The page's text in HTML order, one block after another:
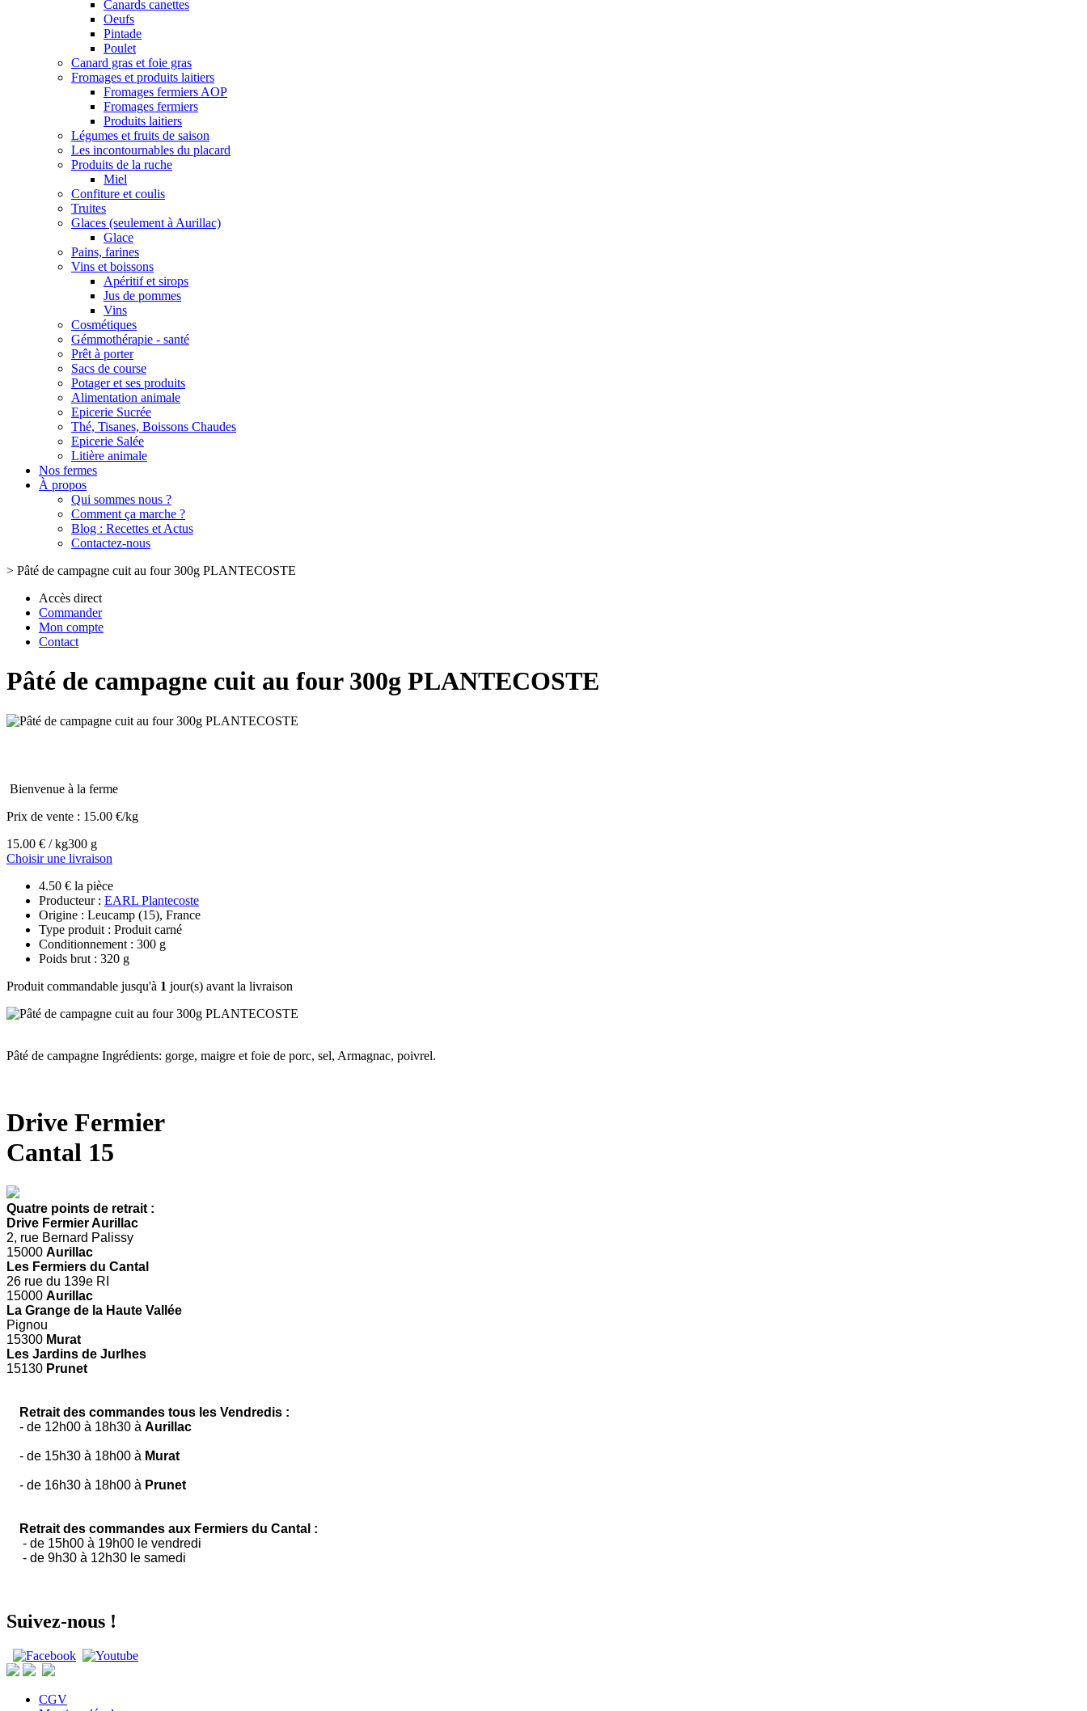
Canards canettes
Oeufs
Pintade
Poulet
Canard gras et foie gras
Fromages et produits laitiers
Fromages fermiers AOP
Fromages fermiers
Produits laitiers
Légumes et fruits de saison
Les incontournables du placard
Produits de la ruche
Miel
Confiture et coulis
Truites
Glaces (seulement à Aurillac)
Glace
Pains, farines
Vins et boissons
Apéritif et sirops
Jus de pommes
Vins
Cosmétiques
Gémmothérapie - santé
Prêt à porter
Sacs de course
Potager et ses produits
Alimentation animale
Epicerie Sucrée
Thé, Tisanes, Boissons Chaudes
Epicerie Salée
Litière animale
Nos fermes
À propos
Qui sommes nous ?
Comment ça marche ?
Blog : Recettes et Actus
Contactez-nous
> Pâté de campagne cuit au four 300g PLANTECOSTE
Accès direct
Commander
Mon compte
Contact
Pâté de campagne cuit au four 300g PLANTECOSTE
Bienvenue à la ferme
Prix de vente : 15.00 €/kg
15.00 € / kg300 g
Choisir une livraison
4.50 € la pièce
Producteur : EARL Plantecoste
Origine : Leucamp (15), France
Type produit : Produit carné
Conditionnement : 300 g
Poids brut : 320 g
Produit commandable jusqu'à 1 jour(s) avant la livraison
Pâté de campagne Ingrédients: gorge, maigre et foie de porc, sel, Armagnac, poivrel.
Drive Fermier
Cantal 15
Quatre points de retrait :
Drive Fermier Aurillac
2, rue Bernard Palissy
15000 Aurillac
Les Fermiers du Cantal
26 rue du 139e RI
15000 Aurillac
La Grange de la Haute Vallée
Pignou
15300 Murat
Les Jardins de Jurlhes
15130 Prunet
Retrait des commandes tous les Vendredis :
- de 12h00 à 18h30 à Aurillac
- de 15h30 à 18h00 à Murat
- de 16h30 à 18h00 à Prunet
Retrait des commandes aux Fermiers du Cantal :
- de 15h00 à 19h00 le vendredi
- de 9h30 à 12h30 le samedi
Suivez-nous !
CGV